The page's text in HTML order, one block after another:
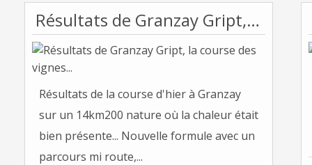
Résultats de Granzay Gript, la course des vignes...
Résultats de la course d'hier à Granzay
sur un 14km200 nature où la chaleur était
bien présente... Nouvelle formule avec un
parcours mi route,...